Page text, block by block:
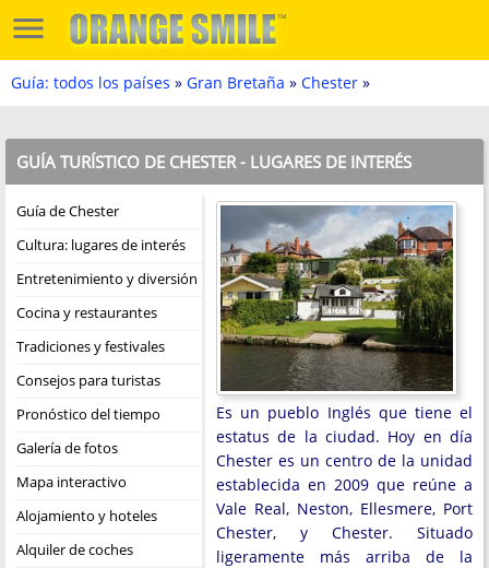
Guía: todos los países » Gran Bretaña » Chester »
GUÍA TURÍSTICO DE CHESTER - LUGARES DE INTERÉS
Guía de Chester
Cultura: lugares de interés
Entretenimiento y diversión
Cocina y restaurantes
Tradiciones y festivales
Consejos para turistas
Pronóstico del tiempo
Galería de fotos
Mapa interactivo
Alojamiento y hoteles
Alquiler de coches
Es un pueblo Inglés que tiene el
estatus de la ciudad. Hoy en día
Chester es un centro de la unidad
establecida en 2009 que reúne a
Vale Real, Neston, Ellesmere, Port
Chester, y Chester. Situado
ligeramente más arriba de la